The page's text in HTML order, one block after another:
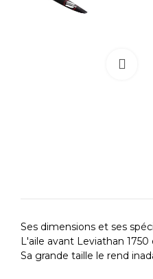
Ses dimensions et ses
L'aile avant Leviathan
Sa grande taille le rend